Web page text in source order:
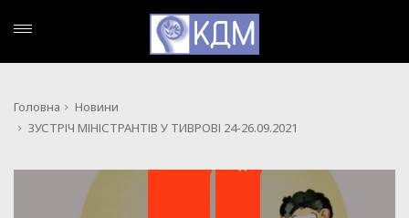
Головна
Новини
ЗУСТРІЧ МІНІСТРАНТІВ У ТИВРОВІ 24-26.09.2021
,